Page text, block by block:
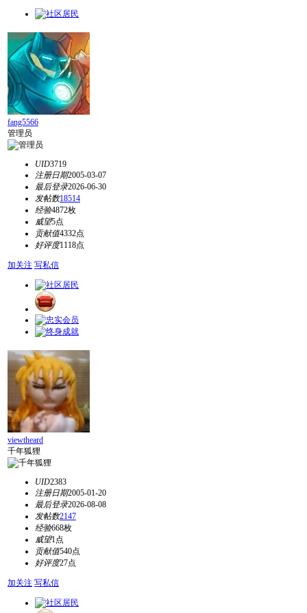
fang5566
管理员
UID3719
注册日期2005-03-07
最后登录2026-06-30
发帖数18514
经验4872枚
威望5点
贡献值4332点
好评度1118点
加关注 写私信
viewtheard
千年狐狸
UID2383
注册日期2005-01-20
最后登录2026-08-08
发帖数2147
经验668枚
威望1点
贡献值540点
好评度27点
加关注 写私信